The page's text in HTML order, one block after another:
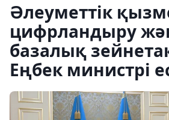
Әлеуметтік
цифрландыру
базалық
Еңбек министрі